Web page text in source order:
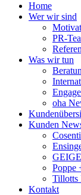
Home
Wer wir sind
PR-
Was wir tun
oha
Kunden
Poppe
Tillotts
Kontakt